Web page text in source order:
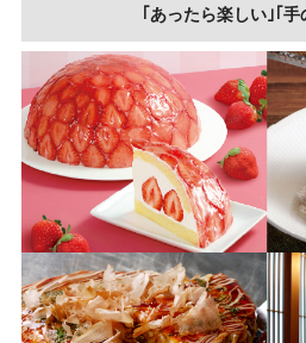
｢あったら楽しい｣｢